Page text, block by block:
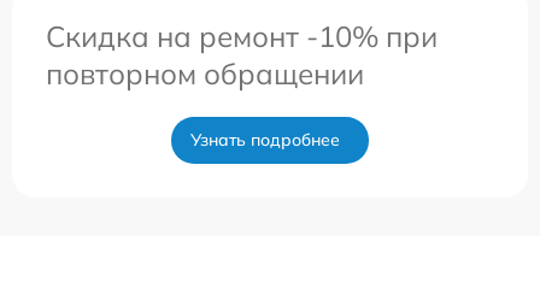
Скидка на ремонт -10% при
повторном обращении
Узнать подробнее